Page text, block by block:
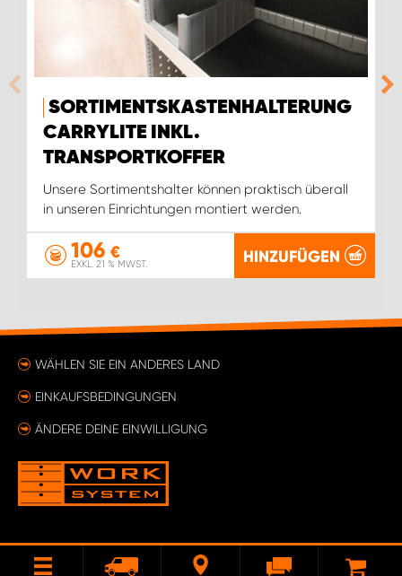
SORTIMENTSKASTENHALTERUNG
CARRYLITE INKL.
TRANSPORTKOFFER
Unsere Sortimentshalter können praktisch überall
in unseren Einrichtungen montiert werden.
106 €
EXKL. 21 % MWST. HINZUFÜGEN
WÄHLEN SIE EIN ANDERES LAND
EINKAUFSBEDINGUNGEN
ÄNDERE DEINE EINWILLIGUNG